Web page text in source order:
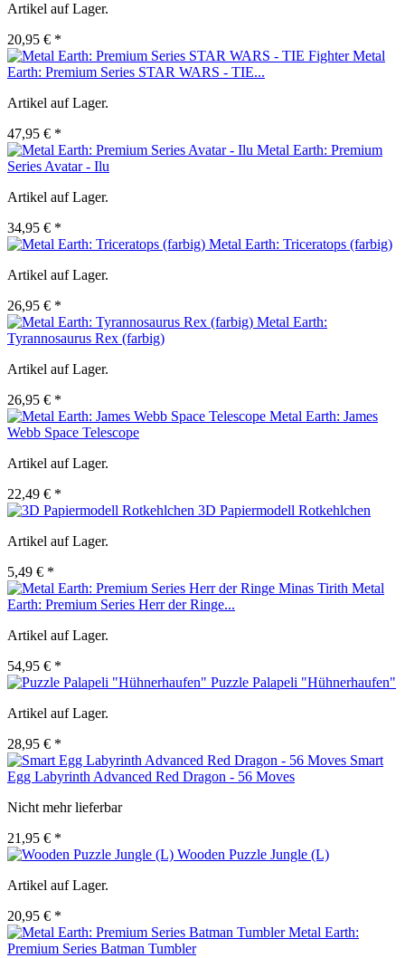
Artikel auf Lager.
20,95 € *
Metal
Earth: Premium Series STAR WARS - TIE...
Artikel auf Lager.
47,95 € *
Metal Earth: Premium
Series Avatar - Ilu
Artikel auf Lager.
34,95 € *
Metal Earth: Triceratops (farbig)
Artikel auf Lager.
26,95 € *
Metal Earth:
Tyrannosaurus Rex (farbig)
Artikel auf Lager.
26,95 € *
Metal Earth: James
Webb Space Telescope
Artikel auf Lager.
22,49 € *
3D Papiermodell Rotkehlchen
Artikel auf Lager.
5,49 € *
Metal
Earth: Premium Series Herr der Ringe...
Artikel auf Lager.
54,95 € *
Puzzle Palapeli "Hühnerhaufen"
Artikel auf Lager.
28,95 € *
Smart
Egg Labyrinth Advanced Red Dragon - 56 Moves
Nicht mehr lieferbar
21,95 € *
Wooden Puzzle Jungle (L)
Artikel auf Lager.
20,95 € *
Metal Earth:
Premium Series Batman Tumbler